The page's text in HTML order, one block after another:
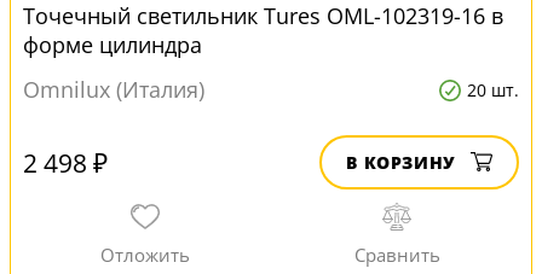
Точечный светильник Tures OML-102319-16 в
форме цилиндра
Omnilux (Италия)
20 шт.
2 498 ₽ В КОРЗИНУ